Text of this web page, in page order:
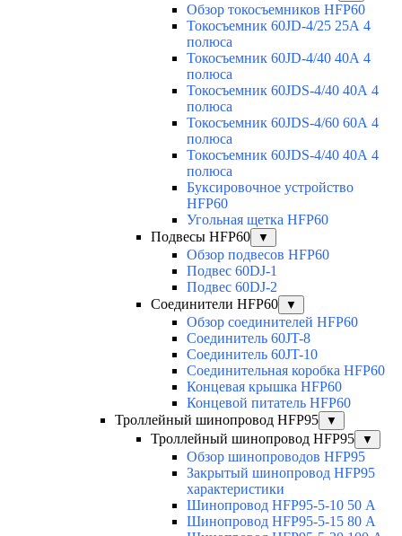
Обзор токосъемников HFP60
Токосъемник 60JD-4/25 25А 4
полюса
Токосъемник 60JD-4/40 40А 4
полюса
Токосъемник 60JDS-4/40 40А 4
полюса
Токосъемник 60JDS-4/60 60А 4
полюса
Токосъемник 60JDS-4/40 40А 4
полюса
Буксировочное устройство
HFP60
Угольная щетка HFP60
Подвесы HFP60
▼
Обзор подвесов HFP60
Подвес 60DJ-1
Подвес 60DJ-2
Соединители HFP60
▼
Обзор соединителей HFP60
Соединитель 60JT-8
Соединитель 60JT-10
Соединительная коробка HFP60
Концевая крышка HFP60
Концевой питатель HFP60
Троллейный шинопровод HFP95
▼
Троллейный шинопровод HFP95 ▼
Обзор шинопроводов HFP95
Закрытый шинопровод HFP95
характеристики
Шинопровод HFP95-5-10 50 А
Шинопровод HFP95-5-15 80 А